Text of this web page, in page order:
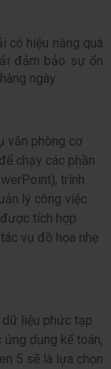
có hiệu năng quá
đảm bảo sự ổn
ngày.
văn phòng cơ
chạy các phần
trình
lý công việc.
tích hợp
vụ đồ họa nhẹ
dữ liệu phức tạp
dụng kế toán,
5 sẽ là lựa chọn